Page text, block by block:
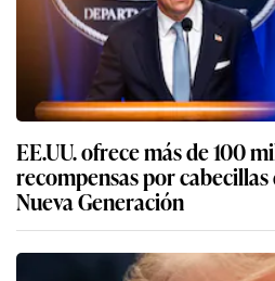
EE.UU. ofrece más de 100
recompensas por cabecillas
Nueva Generación